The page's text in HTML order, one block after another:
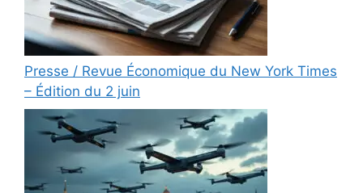
Presse / Revue Économique du New York Times
– Édition du 2 juin